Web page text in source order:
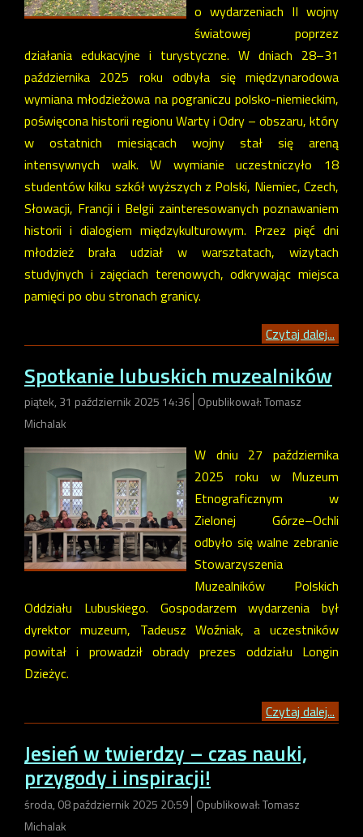
o wydarzeniach II wojny
światowej poprzez
działania edukacyjne i turystyczne. W dniach 28–31
października 2025 roku odbyła się międzynarodowa
wymiana młodzieżowa na pograniczu polsko-niemieckim,
poświęcona historii regionu Warty i Odry – obszaru, który
w ostatnich miesiącach wojny stał się areną
intensywnych walk. W wymianie uczestniczyło 18
studentów kilku szkół wyższych z Polski, Niemiec, Czech,
Słowacji, Francji i Belgii zainteresowanych poznawaniem
historii i dialogiem międzykulturowym. Przez pięć dni
młodzież brała udział w warsztatach, wizytach
studyjnych i zajęciach terenowych, odkrywając miejsca
pamięci po obu stronach granicy.
Czytaj dalej...
Spotkanie lubuskich muzealników
piątek, 31 październik 2025 14:36 Opublikował: Tomasz
Michalak
W dniu 27 października
2025 roku w Muzeum
Etnograficznym w
Zielonej Górze–Ochli
odbyło się walne zebranie
Stowarzyszenia
Muzealników Polskich
Oddziału Lubuskiego. Gospodarzem wydarzenia był
dyrektor muzeum, Tadeusz Woźniak, a uczestników
powitał i prowadził obrady prezes oddziału Longin
Dzieżyc.
Czytaj dalej...
Jesień w twierdzy – czas nauki,
przygody i inspiracji!
środa, 08 październik 2025 20:59 Opublikował: Tomasz
Michalak